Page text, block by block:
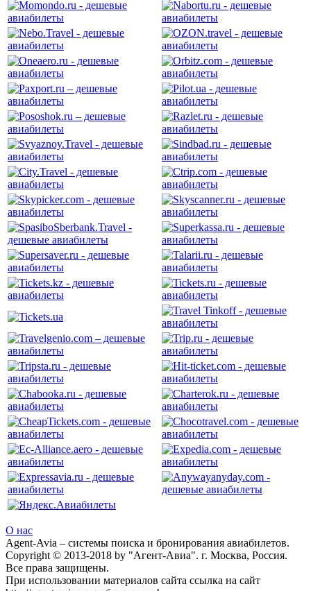
О нас
Agent-Avia – системы поиска и бронирования авиабилетов.
Copyright © 2013-2018 by "Агент-Авиа". г. Москва, Россия.
Все права защищены.
При использовании материалов сайта ссылка на сайт